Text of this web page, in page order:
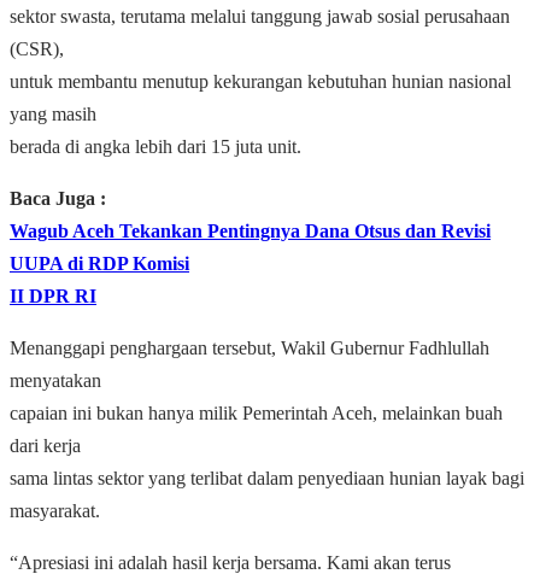
sektor swasta, terutama melalui tanggung jawab sosial perusahaan
(CSR),
untuk membantu menutup kekurangan kebutuhan hunian nasional
yang masih
berada di angka lebih dari 15 juta unit.
Baca Juga :
Wagub Aceh Tekankan Pentingnya Dana Otsus dan Revisi
UUPA di RDP Komisi
II DPR RI
Menanggapi penghargaan tersebut, Wakil Gubernur Fadhlullah
menyatakan
capaian ini bukan hanya milik Pemerintah Aceh, melainkan buah
dari kerja
sama lintas sektor yang terlibat dalam penyediaan hunian layak bagi
masyarakat.
“Apresiasi ini adalah hasil kerja bersama. Kami akan terus